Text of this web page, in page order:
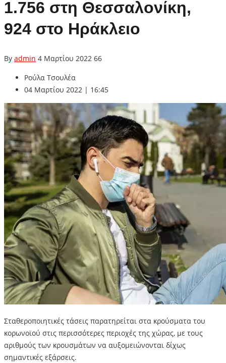
1.756 στη Θεσσαλονίκη,
924 στο Ηράκλειο
By admin 4 Μαρτίου 2022 66
Ρούλα Τσουλέα
04 Μαρτίου 2022 | 16:45
Σταθεροποιητικές τάσεις παρατηρείται στα κρούσματα του
κορωνοϊού στις περισσότερες περιοχές της χώρας, με τους
αριθμούς των κρουσμάτων να αυξομειώνονται δίχως
σημαντικές εξάρσεις.